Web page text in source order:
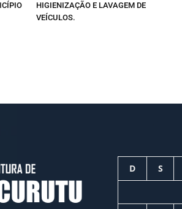
HIGIENIZAÇÃO E LAVAGEM DE
VEÍCULOS.
D S